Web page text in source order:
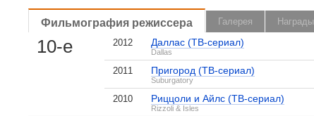
Фильмография режиссера Галерея Награды
10-е 2012 Даллас (ТВ-сериал)
Dallas
2011 Пригород (ТВ-сериал)
Suburgatory
2010 Риццоли и Айлс (ТВ-сериал)
Rizzoli & Isles